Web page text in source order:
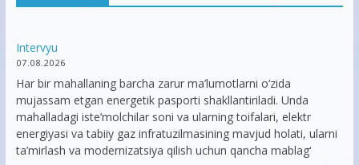
Intervyu
07.08.2026
Har bir mahallaning barcha zarur ma’lumotlarni o‘zida
mujassam etgan energetik pasporti shakllantiriladi. Unda
mahalladagi iste’molchilar soni va ularning toifalari, elektr
energiyasi va tabiiy gaz infratuzilmasining mavjud holati, ularni
ta’mirlash va modernizatsiya qilish uchun qancha mablag‘